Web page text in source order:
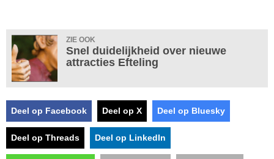
ZIE OOK
Snel duidelijkheid over nieuwe
attracties Efteling
Deel op Facebook Deel op X Deel op Bluesky
Deel op Threads Deel op LinkedIn